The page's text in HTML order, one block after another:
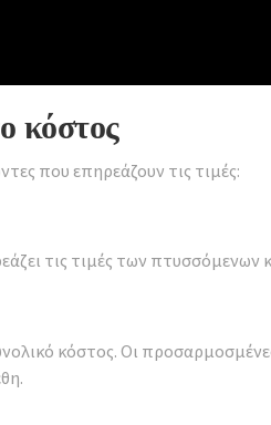
κόστος
που επηρεάζουν τις τιμές:
τις τιμές των πτυσσόμενων
κόστος. Οι